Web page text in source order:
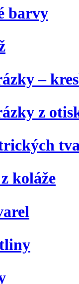
barvy
–
z
koláže